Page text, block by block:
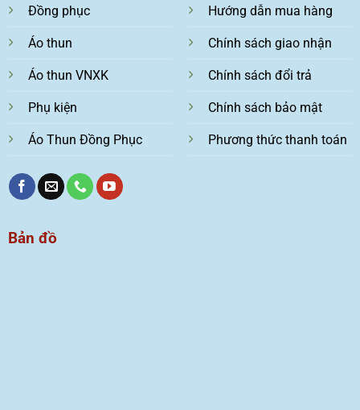
Đồng phục
Áo thun
Áo thun VNXK
Phụ kiện
Áo Thun Đồng Phục
Hướng dẫn mua hàng
Chính sách giao nhận
Chính sách đổi trả
Chính sách bảo mật
Phương thức thanh toán
Bản đồ